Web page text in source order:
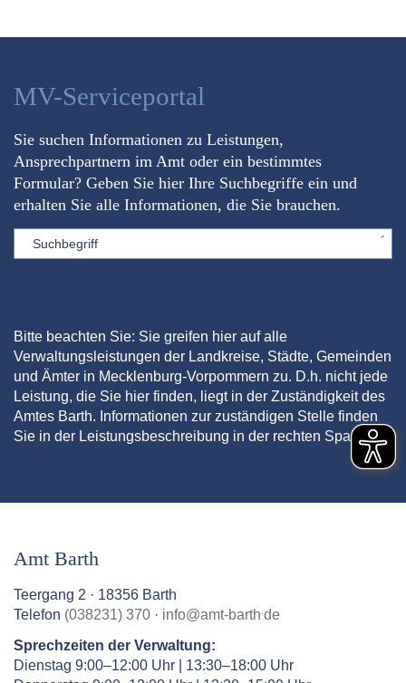
MV-Serviceportal
Sie suchen Informationen zu Leistungen,
Ansprechpartnern im Amt oder ein bestimmtes
Formular? Geben Sie hier Ihre Suchbegriffe ein und
erhalten Sie alle Informationen, die Sie brauchen.
Sword
Bitte beachten Sie: Sie greifen hier auf alle
Verwaltungsleistungen der Landkreise, Städte, Gemeinden
und Ämter in Mecklenburg-Vorpommern zu. D.h. nicht jede
Leistung, die Sie hier finden, liegt in der Zuständigkeit des
Amtes Barth. Informationen zur zuständigen Stelle finden
Sie in der Leistungsbeschreibung in der rechten Spalte.
Amt Barth
Teergang 2 · 18356 Barth
Telefon (038231) 370 · info@amt-barth.de
Sprechzeiten der Verwaltung:
Dienstag 9:00–12:00 Uhr | 13:30–18:00 Uhr